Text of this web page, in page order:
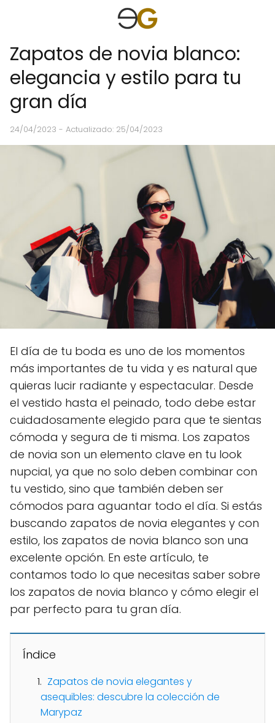
Zapatos de novia blanco:
elegancia y estilo para tu
gran día
24/04/2023 - Actualizado: 25/04/2023
El día de tu boda es uno de los momentos
más importantes de tu vida y es natural que
quieras lucir radiante y espectacular. Desde
el vestido hasta el peinado, todo debe estar
cuidadosamente elegido para que te sientas
cómoda y segura de ti misma. Los zapatos
de novia son un elemento clave en tu look
nupcial, ya que no solo deben combinar con
tu vestido, sino que también deben ser
cómodos para aguantar todo el día. Si estás
buscando zapatos de novia elegantes y con
estilo, los zapatos de novia blanco son una
excelente opción. En este artículo, te
contamos todo lo que necesitas saber sobre
los zapatos de novia blanco y cómo elegir el
par perfecto para tu gran día.
Índice
Zapatos de novia elegantes y
asequibles: descubre la colección de
Marypaz